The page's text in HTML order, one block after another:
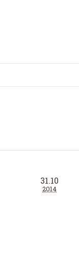
31.10
2014